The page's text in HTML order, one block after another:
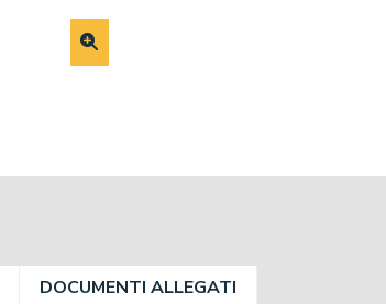
DOCUMENTI ALLEGATI